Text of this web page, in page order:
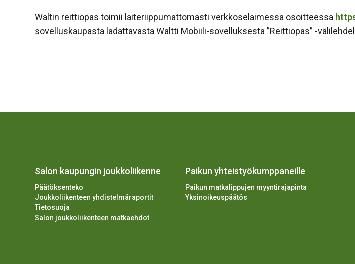
Waltin reittiopas toimii laiteriippumattomasti verkkoselaimessa osoitteessa
sovelluskaupasta ladattavasta Waltti Mobiili-sovelluksesta ”Reittiopas” -
Salon kaupungin joukkoliikenne
Päätöksenteko
Joukkoliikenteen yhdistelmäraportit
Tietosuoja
Salon joukkoliikenteen matkaehdot
Paikun yhteistyökumppaneille
Paikun matkalippujen myyntirajapinta
Yksinoikeuspäätös